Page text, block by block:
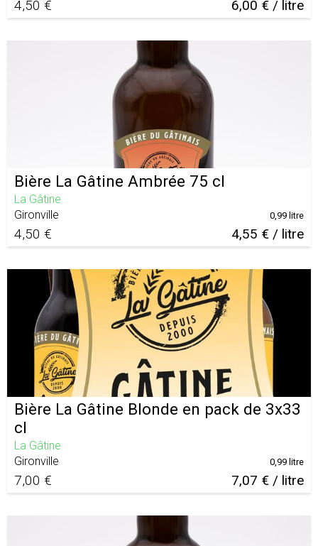
4,50 € 6,00 € / litre
Bière La Gâtine Ambrée 75 cl
La Gâtine
Gironville
4,50 € 4,55 € / litre
0,99 litre
Bière La Gâtine Blonde en pack de 3x33
cl
La Gâtine
Gironville
7,00 € 7,07 € / litre
0,99 litre